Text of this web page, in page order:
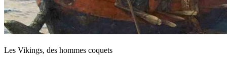
Les Vikings, des hommes coquets